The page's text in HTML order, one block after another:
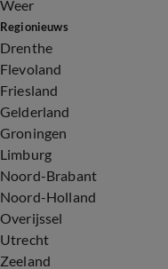
Weer
Regionieuws
Drenthe
Flevoland
Friesland
Gelderland
Groningen
Limburg
Noord-Brabant
Noord-Holland
Overijssel
Utrecht
Zeeland